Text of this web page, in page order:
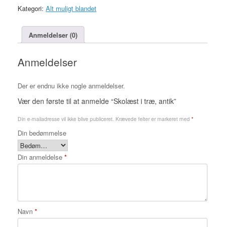
Kategori: Alt muligt blandet
Anmeldelser (0)
Anmeldelser
Der er endnu ikke nogle anmeldelser.
Vær den første til at anmelde “Skolæst i træ, antik”
Din e-mailadresse vil ikke blive publiceret. Krævede felter er markeret med *
Din bedømmelse
Din anmeldelse *
Navn *